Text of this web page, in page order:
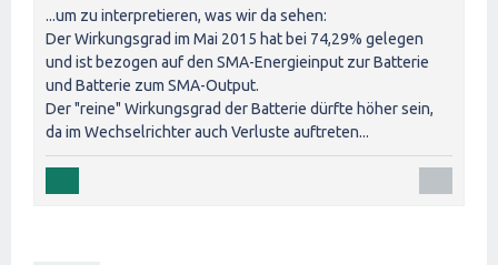
...um zu interpretieren, was wir da sehen:
Der Wirkungsgrad im Mai 2015 hat bei 74,29% gelegen
und ist bezogen auf den SMA-Energieinput zur Batterie
und Batterie zum SMA-Output.
Der "reine" Wirkungsgrad der Batterie dürfte höher sein,
da im Wechselrichter auch Verluste auftreten...